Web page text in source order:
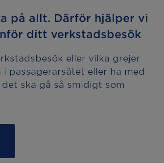
på allt. Därför hjälper vi
ditt verkstadsbesök
eller vilka grejer
passagerarsätet eller ha med
ska gå så smidigt som